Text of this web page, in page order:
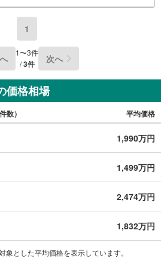
1
1〜3件
/3件 次へ
価格相場
数） 平均価格
1,990万円
1,499万円
2,474万円
1,832万円
象とした平均価格を表示しています。